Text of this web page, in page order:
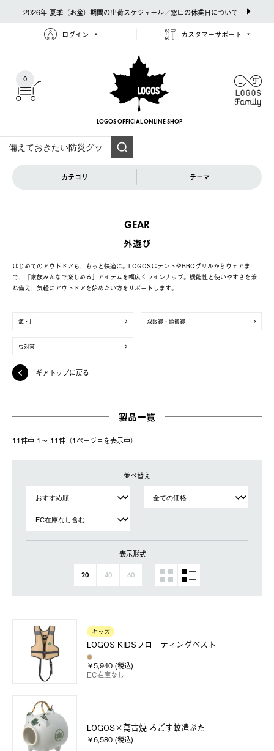
2026年 夏季（お盆）期間の出荷スケジュール／窓口の休業日について
ログイン カスタマーサポート
0
LOGOS OFFICIAL ONLINE SHOP
カテゴリ テーマ
GEAR
外遊び
はじめてのアウトドアも、もっと快適に。LOGOSはテントやBBQグリルからウェアま
で、「家族みんなで楽しめる」アイテムを幅広くラインナップ。機能性と使いやすさを兼
ね備え、気軽にアウトドアを始めたい方をサポートします。
海・川 双眼鏡・顕微鏡
虫対策
ギアトップに戻る
製品一覧
11件中 1〜 11件（1ページ⽬を表⽰中）
並べ替え
表示形式
20 40 60
キッズ
LOGOS KIDSフローティングベスト
￥5,940 (税込)
EC在庫なし
LOGOS×萬古焼 ろごす蚊遣ぶた
￥6,580 (税込)